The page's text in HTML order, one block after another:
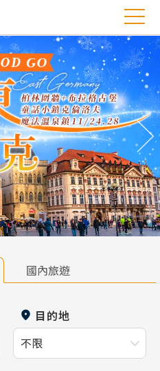
往
國內旅遊
目的地